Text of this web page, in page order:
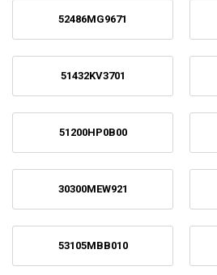
52486MG9671
51432KV3701
51200HP0B00
30300MEW921
53105MBB010